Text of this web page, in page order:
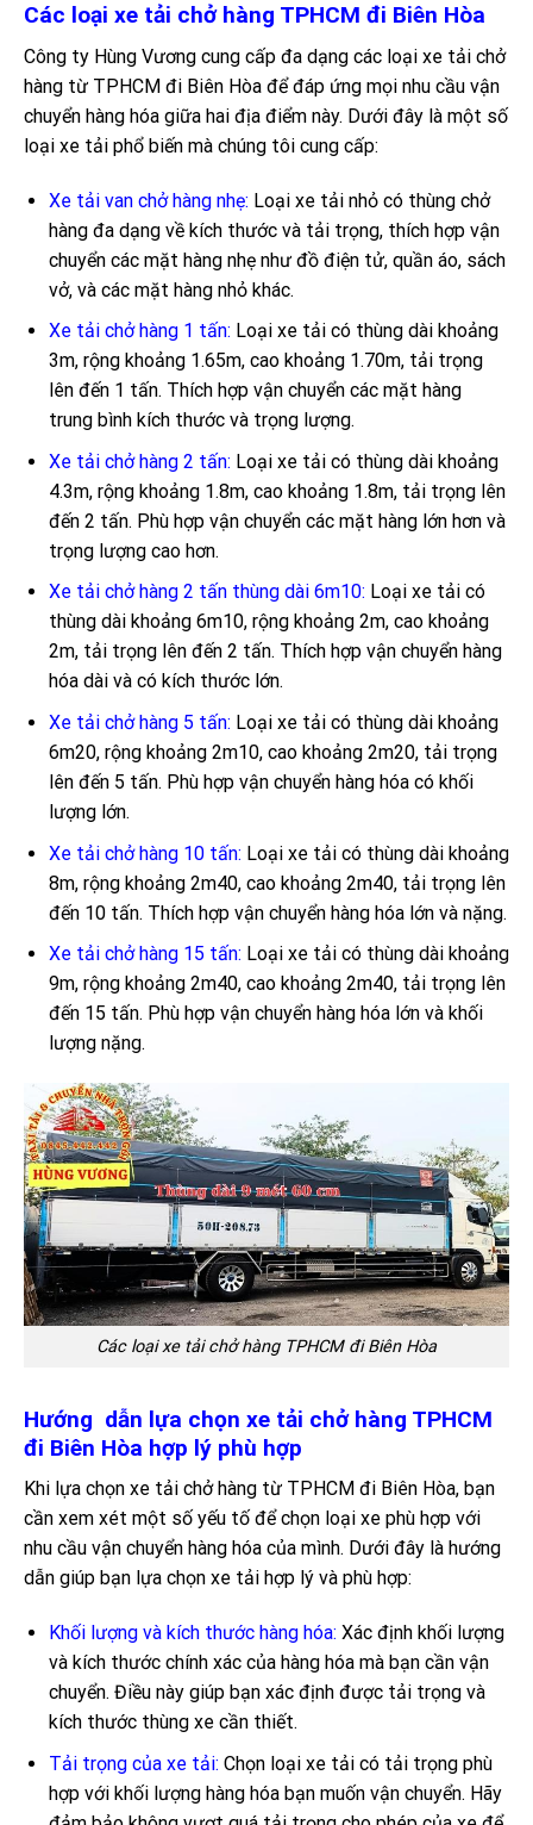
Các loại xe tải chở hàng TPHCM đi Biên Hòa
Công ty Hùng Vương cung cấp đa dạng các loại xe tải chở
hàng từ TPHCM đi Biên Hòa để đáp ứng mọi nhu cầu vận
chuyển hàng hóa giữa hai địa điểm này. Dưới đây là một số
loại xe tải phổ biến mà chúng tôi cung cấp:
Xe tải van chở hàng nhẹ: Loại xe tải nhỏ có thùng chở
hàng đa dạng về kích thước và tải trọng, thích hợp vận
chuyển các mặt hàng nhẹ như đồ điện tử, quần áo, sách
vở, và các mặt hàng nhỏ khác.
Xe tải chở hàng 1 tấn: Loại xe tải có thùng dài khoảng
3m, rộng khoảng 1.65m, cao khoảng 1.70m, tải trọng
lên đến 1 tấn. Thích hợp vận chuyển các mặt hàng
trung bình kích thước và trọng lượng.
Xe tải chở hàng 2 tấn: Loại xe tải có thùng dài khoảng
4.3m, rộng khoảng 1.8m, cao khoảng 1.8m, tải trọng lên
đến 2 tấn. Phù hợp vận chuyển các mặt hàng lớn hơn và
trọng lượng cao hơn.
Xe tải chở hàng 2 tấn thùng dài 6m10: Loại xe tải có
thùng dài khoảng 6m10, rộng khoảng 2m, cao khoảng
2m, tải trọng lên đến 2 tấn. Thích hợp vận chuyển hàng
hóa dài và có kích thước lớn.
Xe tải chở hàng 5 tấn: Loại xe tải có thùng dài khoảng
6m20, rộng khoảng 2m10, cao khoảng 2m20, tải trọng
lên đến 5 tấn. Phù hợp vận chuyển hàng hóa có khối
lượng lớn.
Xe tải chở hàng 10 tấn: Loại xe tải có thùng dài khoảng
8m, rộng khoảng 2m40, cao khoảng 2m40, tải trọng lên
đến 10 tấn. Thích hợp vận chuyển hàng hóa lớn và nặng.
Xe tải chở hàng 15 tấn: Loại xe tải có thùng dài khoảng
9m, rộng khoảng 2m40, cao khoảng 2m40, tải trọng lên
đến 15 tấn. Phù hợp vận chuyển hàng hóa lớn và khối
lượng nặng.
Các loại xe tải chở hàng TPHCM đi Biên Hòa
Hướng dẫn lựa chọn xe tải chở hàng TPHCM
đi Biên Hòa hợp lý phù hợp
Khi lựa chọn xe tải chở hàng từ TPHCM đi Biên Hòa, bạn
cần xem xét một số yếu tố để chọn loại xe phù hợp với
nhu cầu vận chuyển hàng hóa của mình. Dưới đây là hướng
dẫn giúp bạn lựa chọn xe tải hợp lý và phù hợp:
Khối lượng và kích thước hàng hóa: Xác định khối lượng
và kích thước chính xác của hàng hóa mà bạn cần vận
chuyển. Điều này giúp bạn xác định được tải trọng và
kích thước thùng xe cần thiết.
Tải trọng của xe tải: Chọn loại xe tải có tải trọng phù
hợp với khối lượng hàng hóa bạn muốn vận chuyển. Hãy